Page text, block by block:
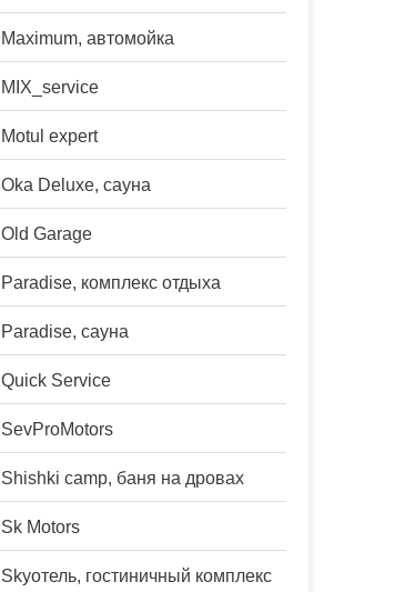
Maximum, автомойка
MIX_service
Motul expert
Oka Deluxe, сауна
Old Garage
Paradise, комплекс отдыха
Paradise, сауна
Quick Service
SevProMotors
Shishki camp, баня на дровах
Sk Motors
Skyотель, гостиничный комплекс